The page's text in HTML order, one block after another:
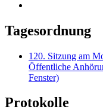
Tagesordnung
120. Sitzung am
Öffentliche
Fenster)
Protokolle